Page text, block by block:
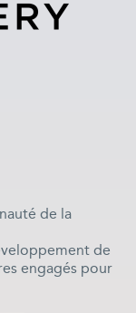
de la
de
engagés pour